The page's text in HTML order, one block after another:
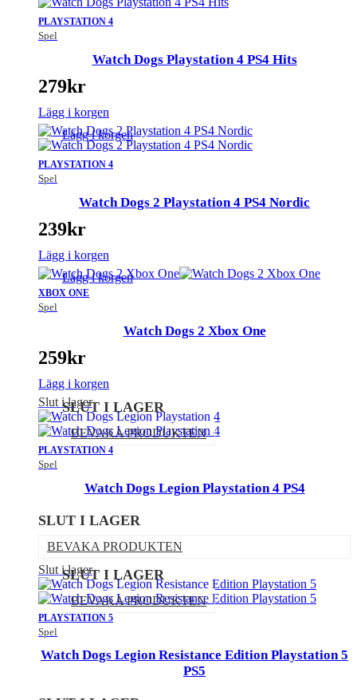
PLAYSTATION 4
Spel
Watch Dogs Playstation 4 PS4 Hits
279kr
Lägg i korgen
PLAYSTATION 4
Spel
Lägg i korgen
Watch Dogs 2 Playstation 4 PS4 Nordic
239kr
Lägg i korgen
XBOX ONE
Spel
Lägg i korgen
Watch Dogs 2 Xbox One
259kr
Lägg i korgen
Slut i lager
PLAYSTATION 4
Spel
SLUT I LAGER
BEVAKA PRODUKTEN
Watch Dogs Legion Playstation 4 PS4
SLUT I LAGER
BEVAKA PRODUKTEN
Slut i lager
PLAYSTATION 5
Spel
SLUT I LAGER
BEVAKA PRODUKTEN
Watch Dogs Legion Resistance Edition Playstation 5
PS5